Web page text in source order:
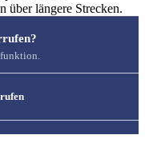
über längere Strecken.